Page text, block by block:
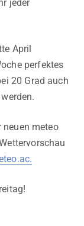
jeder
April
perfektes
20 Grad auch
neuen meteo